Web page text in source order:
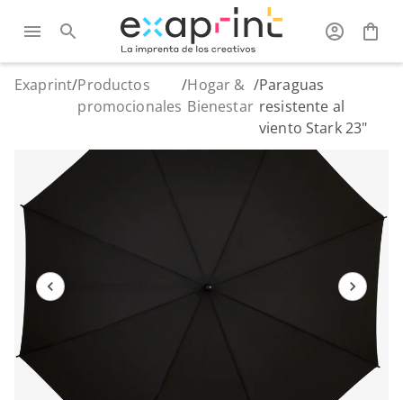
Exaprint/Productos
promocionales
/Hogar &
Bienestar
/Paraguas
resistente al
viento Stark 23"